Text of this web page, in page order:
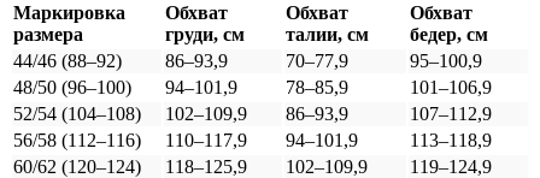
Маркировка
размера
Обхват
груди, см
Обхват
талии, см
Обхват
бедер, см
44/46 (88–92)
86–93,9 70–77,9
95–100,9
48/50 (96–100)
94–101,9 78–85,9
101–106,9
52/54 (104–108)
102–109,9 86–93,9
107–112,9
56/58 (112–116)
110–117,9 94–101,9
113–118,9
60/62 (120–124)
118–125,9 102–109,9
119–124,9